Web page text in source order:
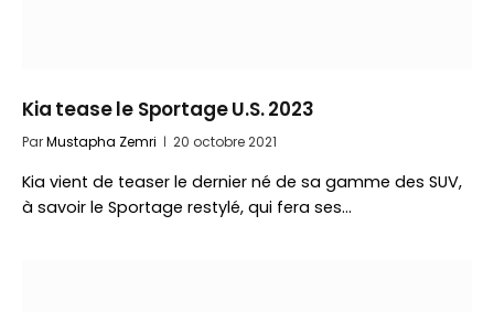
Kia tease le Sportage U.S. 2023
ParMustapha Zemri 20 octobre 2021
Kia vient de teaser le dernier né de sa gamme des SUV,
à savoir le Sportage restylé, qui fera ses…